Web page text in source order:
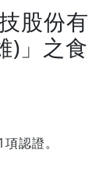
股份有
)」之食
認證。